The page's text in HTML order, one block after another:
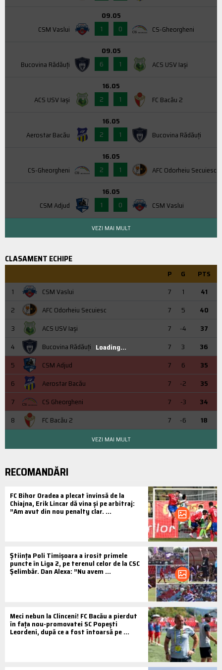
CSM Vaslui
09.05
1
0 CS-Gheorgheni
Bucovina Rădăuți
09.05
6
1 ACS USV Iaşi
ACS USV Iaşi
16.05
2
1 FC Bacău 2
Aerostar Bacău
16.05
2
1 Bucovina Rădăuți
CS-Gheorgheni
16.05
2
1 AFC Odorheiu Secuiesc
CSM Adjud
16.05
1
0 CSM Vaslui
VEZI MAI MULT
CLASAMENT ECHIPE
P G
PTS
1
CSM Vaslui 7 1
41
2
AFC Odorheiu Secuiesc 7 5
40
3
ACS USV Iaşi 7 -4
37
4
Bucovina Rădăuți 7 3
36
5
CSM Adjud 7 6
35
6
Aerostar Bacău 7 -2
35
7
CS Gheorgheni 7 -3
34
8
FC Bacău 2 7 -6 18
Loading...
VEZI MAI MULT
RECOMANDĂRI
FC Bihor Oradea a plecat învinsă de la
Chiajna, Erik Lincar dă vina și pe arbitraj:
”Am avut din nou penalty clar. ...
Știința Poli Timișoara a irosit primele
puncte în Liga 2, pe terenul celor de la CSC
Șelimbăr. Dan Alexa: ”Nu avem ...
Meci nebun la Clinceni! FC Bacău a pierdut
în fața nou-promovatei SC Popești
Leordeni, după ce a fost întoarsă pe ...